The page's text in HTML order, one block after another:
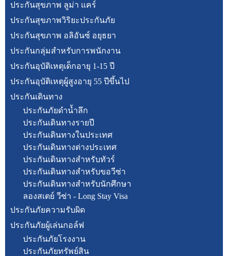
ประกันสุขภาพ ลูม่า แคร์
ประกันสุขภาพวิริยะประกันภัย
ประกันสุขภาพ อลิอันซ์ อยุธยา
ประกันกลุ่มสำหรับการพนักงาน
ประกันอุบัติเหตุเด็กอายุ 1-15 ปี
ประกันอุบัติเหตุผู้สูงอายุ 55 ปีขึ้นไป
ประกันเดินทาง
ประกันภัยดำน้ำลึก
ประกันเดินทางรายปี
ประกันเดินทางในประเทศ
ประกันเดินทางต่างประเทศ
ประกันเดินทางสำหรับทัวร์
ประกันเดินทางสำหรับขอวีซ่า
ประกันเดินทางสำหรับนักศึกษา
ลองสเตย์ วีซ่า - Long Stay Visa
ประกันภัยความรับผิด
ประกันภัยผู้เล่นกอล์ฟ
ประกันภัยโรงงาน
ประกันภัยทรัพย์สิน